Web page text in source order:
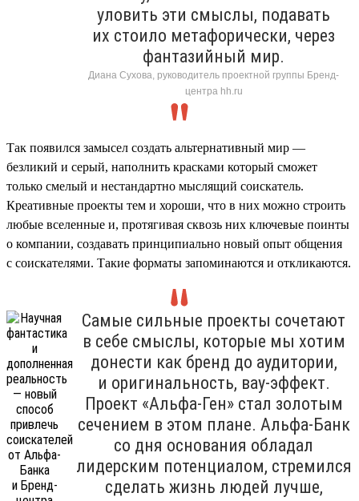
уловить эти смыслы, подавать
их стоило метафорически, через
фантазийный мир.
Диана Сухова, руководитель проектной группы Бренд-
центра hh.ru
Так появился замысел создать альтернативный мир —
безликий и серый, наполнить красками который сможет
только смелый и нестандартно мыслящий соискатель.
Креативные проекты тем и хороши, что в них можно строить
любые вселенные и, протягивая сквозь них ключевые поинты
о компании, создавать принципиально новый опыт общения
с соискателями. Такие форматы запоминаются и откликаются.
Самые сильные проекты сочетают
в себе смыслы, которые мы хотим
донести как бренд до аудитории,
и оригинальность, вау-эффект.
Проект «Альфа-Ген» стал золотым
сечением в этом плане. Альфа-Банк
со дня основания обладал
лидерским потенциалом, стремился
сделать жизнь людей лучше,